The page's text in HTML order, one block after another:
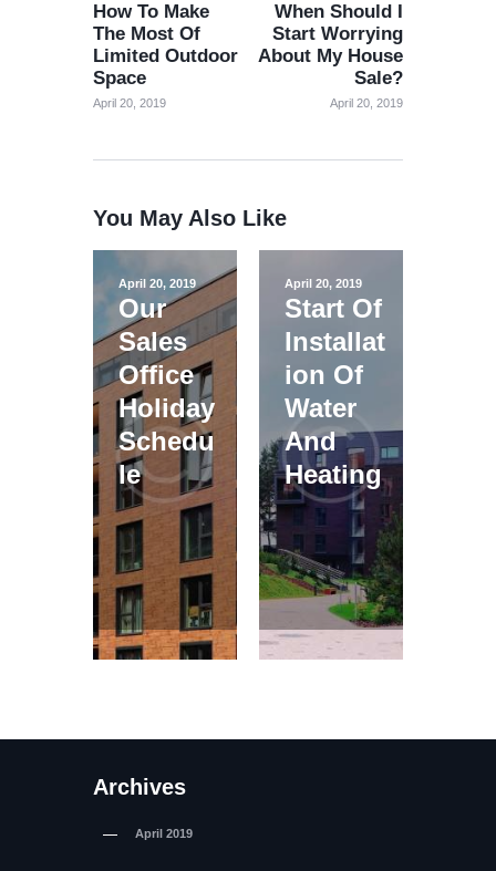
How To Make
The Most Of
Limited Outdoor
Space
April 20, 2019
When Should I
Start Worrying
About My House
Sale?
April 20, 2019
You May Also Like
April 20, 2019
Our
Sales
Office
Holiday
Schedu
le
April 20, 2019
Start Of
Installat
ion Of
Water
And
Heating
Archives
April 2019